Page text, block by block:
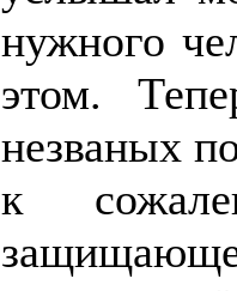
нужного
этом.
незваных
к